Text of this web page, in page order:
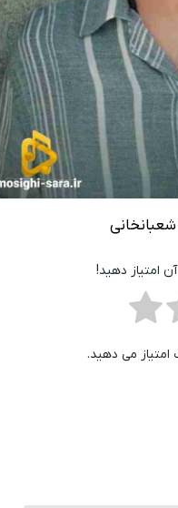
امتیاز دهید!
امتیاز می دهید.